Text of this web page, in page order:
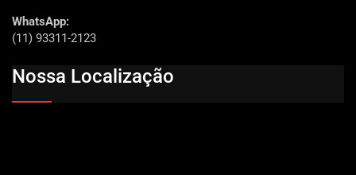
WhatsApp:
(11) 93311-2123
Nossa Localização